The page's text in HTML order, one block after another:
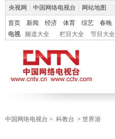
央视网 中国网络电视台 网站地图
首页 新闻 经济 体育 综艺 春晚
电视
频道大全 栏目大全 节目大全
中国网络电视台 > 科教台 > 世界游